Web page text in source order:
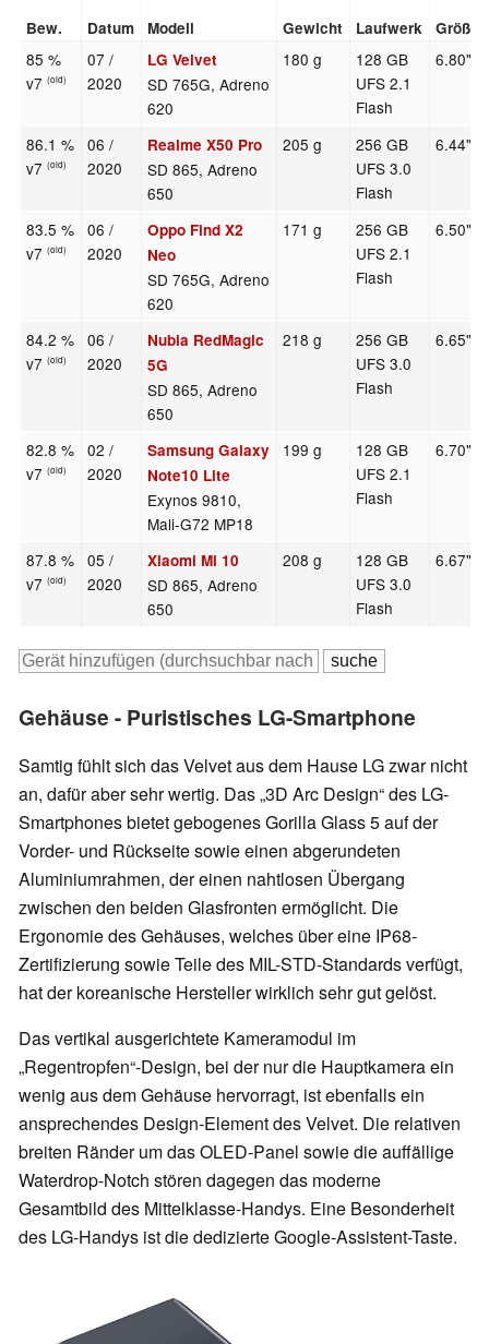
Bew. Datum Modell Gewicht Laufwerk Größe
85 %
v7(old)
07 /
2020
LG Velvet
SD 765G, Adreno
620
180 g
128 GB
UFS 2.1
Flash
6.80"
86.1 %
v7(old)
06 /
2020
Realme X50 Pro
SD 865, Adreno
650
205 g
256 GB
UFS 3.0
Flash
6.44"
83.5 %
v7(old)
06 /
2020
Oppo Find X2
Neo
SD 765G, Adreno
620
171 g
256 GB
UFS 2.1
Flash
6.50"
84.2 %
v7(old)
06 /
2020
Nubia RedMagic
5G
SD 865, Adreno
650
218 g
256 GB
UFS 3.0
Flash
6.65"
82.8 %
v7(old)
02 /
2020
Samsung Galaxy
Note10 Lite
Exynos 9810,
Mali-G72 MP18
199 g
128 GB
UFS 2.1
Flash
6.70"
87.8 %
v7(old)
05 /
2020
Xiaomi Mi 10
SD 865, Adreno
650
208 g
128 GB
UFS 3.0
Flash
6.67"
Gehäuse - Puristisches LG-Smartphone
Samtig fühlt sich das Velvet aus dem Hause LG zwar nicht
an, dafür aber sehr wertig. Das „3D Arc Design“ des LG-
Smartphones bietet gebogenes Gorilla Glass 5 auf der
Vorder- und Rückseite sowie einen abgerundeten
Aluminiumrahmen, der einen nahtlosen Übergang
zwischen den beiden Glasfronten ermöglicht. Die
Ergonomie des Gehäuses, welches über eine IP68-
Zertifizierung sowie Teile des MIL-STD-Standardsverfügt,
hat der koreanische Hersteller wirklich sehr gut gelöst.
Das vertikal ausgerichtete Kameramodul im
„Regentropfen“-Design, bei der nur die Hauptkamera ein
wenig aus dem Gehäuse hervorragt, ist ebenfalls ein
ansprechendes Design-Element des Velvet. Die relativen
breiten Ränder um das OLED-Panel sowie die auffällige
Waterdrop-Notch stören dagegen das moderne
Gesamtbild des Mittelklasse-Handys. Eine Besonderheit
des LG-Handys ist die dedizierte Google-Assistent-Taste.